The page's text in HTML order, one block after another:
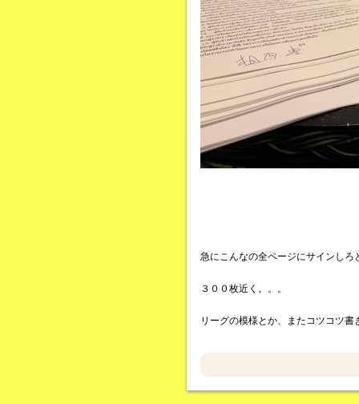
急にこんなの全ページにサインしろ
３００枚近く。。。
リーグの模様とか、またコツコツ書